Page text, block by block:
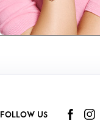
FOLLOW US